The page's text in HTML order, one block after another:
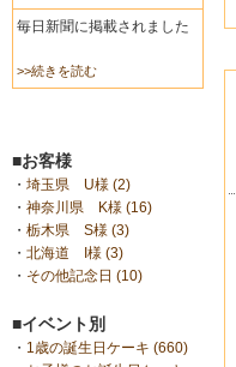
毎日新聞に掲載されました
>>続きを読む
■お客様
・ 埼玉県 U様 (2)
・ 神奈川県 K様 (16)
・ 栃木県 S様 (3)
・ 北海道 I様 (3)
・ その他記念日 (10)
■イベント別
・ 1歳の誕生日ケーキ (660)